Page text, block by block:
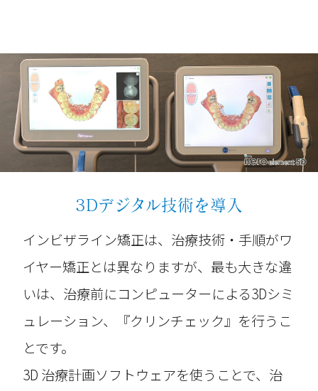
3Dデジタル技術を導入
インビザライン矯正は、治療技術・手順がワ
イヤー矯正とは異なりますが、最も大きな違
いは、治療前にコンピューターによる3Dシミ
ュレーション、『クリンチェック』を行うこ
とです。
3D 治療計画ソフトウェアを使うことで、治